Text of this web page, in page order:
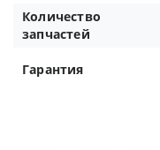
Количество
запчастей
Гарантия